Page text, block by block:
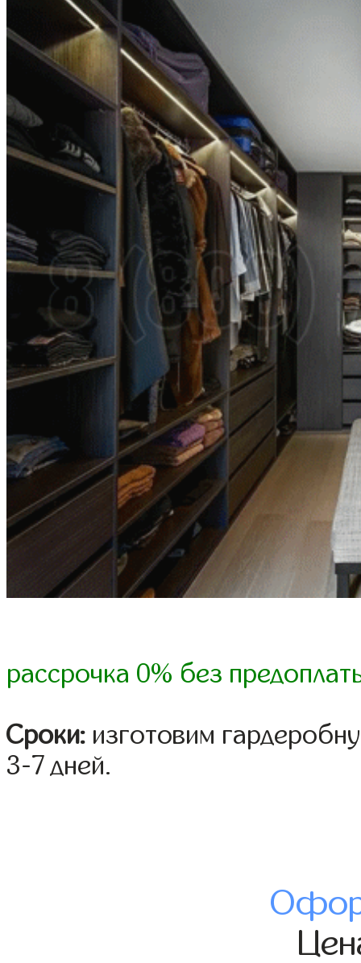
рассрочка 0% без
Сроки: изготовим
3-7 дней.